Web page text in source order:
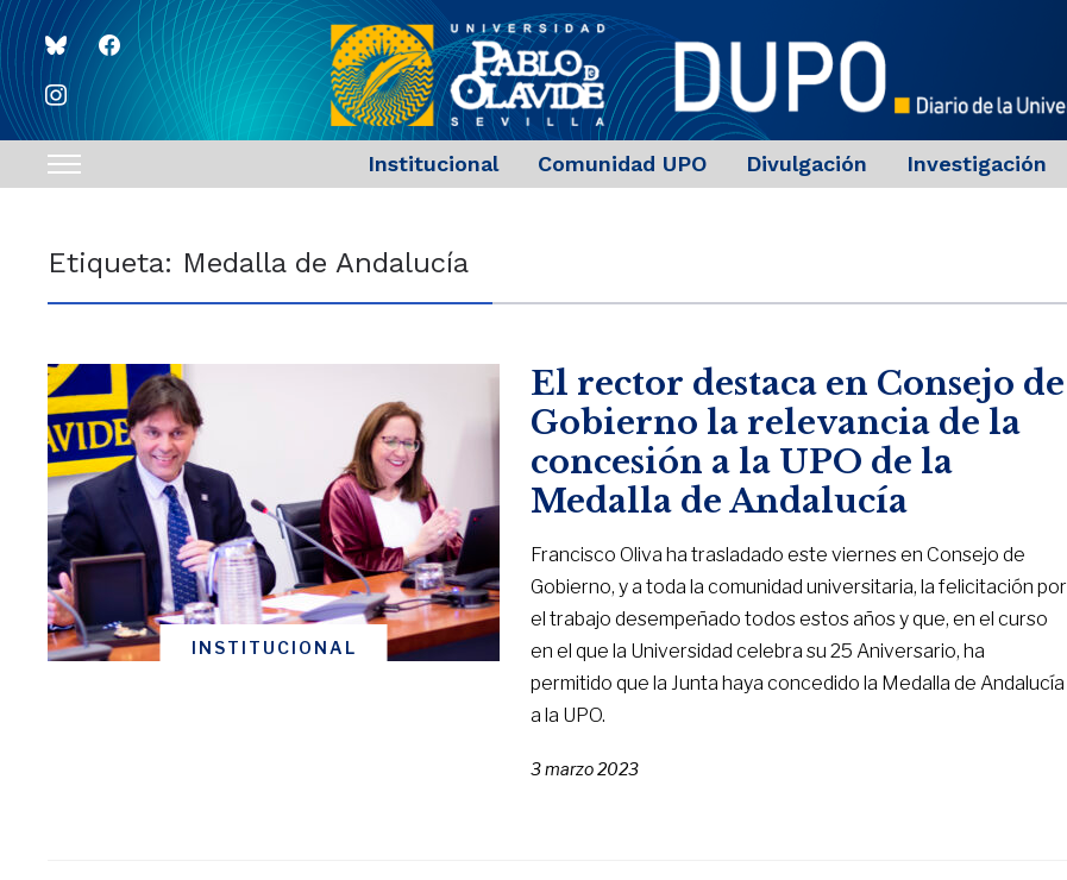
blueskyfacebook
instagram
Toggle
navigation
Institucional Comunidad UPO Divulgación Investigación
Etiqueta: Medalla de Andalucía
INSTITUCIONAL
El rector destaca en Consejo de
Gobierno la relevancia de la
concesión a la UPO de la
Medalla de Andalucía
Francisco Oliva ha trasladado este viernes en Consejo de
Gobierno, y a toda la comunidad universitaria, la felicitación por
el trabajo desempeñado todos estos años y que, en el curso
en el que la Universidad celebra su 25 Aniversario, ha
permitido que la Junta haya concedido la Medalla de Andalucía
a la UPO.
3 marzo 2023